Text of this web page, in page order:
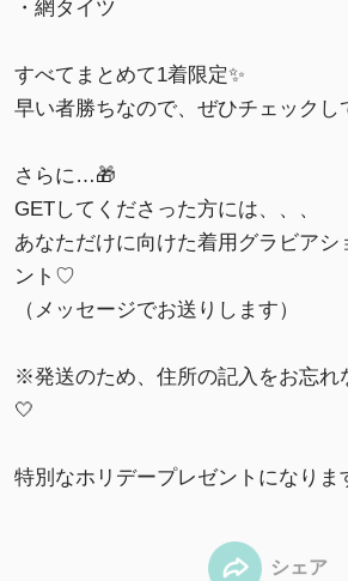
・網タイツ
すべてまとめて1着限定✨
早い者勝ちなので、ぜひチェック
さらに…🎁
GETしてくださった方には、、、
あなただけに向けた着用グラビアシ
ント♡
（メッセージでお送りします）
※発送のため、住所の記入をお忘れ
🤍
特別なホリデープレゼントになり
シェア